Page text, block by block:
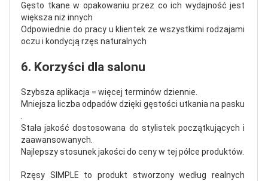
Gęsto tkane w opakowaniu przez co ich wydajność jest
większa niż innych
Odpowiednie do pracy u klientek ze wszystkimi rodzajami
oczu i kondycją rzęs naturalnych
6. Korzyści dla salonu
Szybsza aplikacja = więcej terminów dziennie.
Mniejsza liczba odpadów dzięki gęstości utkania na pasku
Stała jakość dostosowana do stylistek początkujących i
zaawansowanych.
Najlepszy stosunek jakości do ceny w tej półce produktów.
Rzęsy SIMPLE to produkt stworzony według realnych